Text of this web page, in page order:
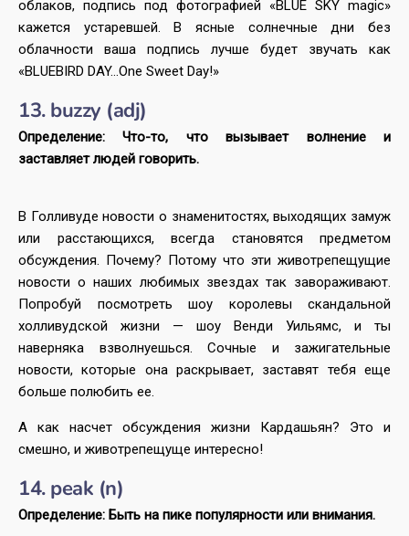
облаков, подпись под фотографией «BLUE SKY magic»
кажется устаревшей. В ясные солнечные дни без
облачности ваша подпись лучше будет звучать как
«BLUEBIRD DAY…One Sweet Day!»
13. buzzy (adj)
Определение: Что-то, что вызывает волнение и
заставляет людей говорить.
В Голливуде новости о знаменитостях, выходящих замуж
или расстающихся, всегда становятся предметом
обсуждения. Почему? Потому что эти животрепещущие
новости о наших любимых звездах так завораживают.
Попробуй посмотреть шоу королевы скандальной
холливудской жизни — шоу Венди Уильямс, и ты
наверняка взволнуешься. Сочные и зажигательные
новости, которые она раскрывает, заставят тебя еще
больше полюбить ее.
А как насчет обсуждения жизни Кардашьян? Это и
смешно, и животрепещуще интересно!
14. peak (n)
Определение: Быть на пике популярности или внимания.